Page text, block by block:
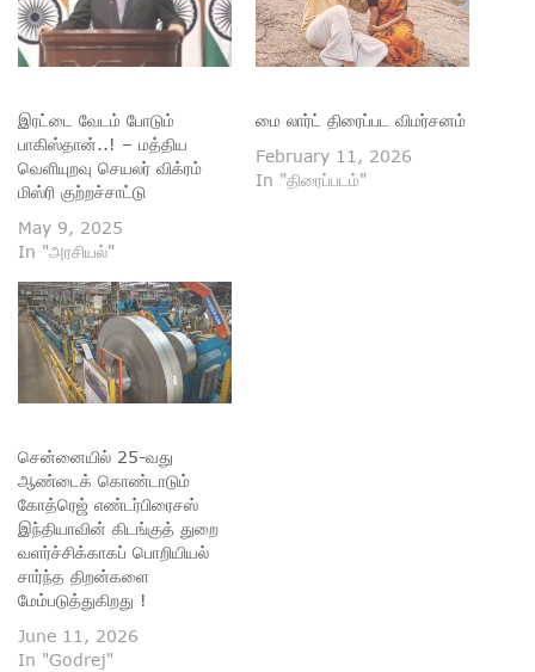
இரட்டை வேடம் போடும்
பாகிஸ்தான்..! – மத்திய
வெளியுறவு செயலர் விக்ரம்
மிஸ்ரி குற்றச்சாட்டு
May 9, 2025
In "அரசியல்"
மை லார்ட் திரைப்பட விமர்சனம்
February 11, 2026
In "திரைப்படம்"
சென்னையில் 25-வது
ஆண்டைக் கொண்டாடும்
கோத்ரெஜ் எண்டர்பிரைசஸ்
இந்தியாவின் கிடங்குத் துறை
வளர்ச்சிக்காகப் பொறியியல்
சார்ந்த திறன்களை
மேம்படுத்துகிறது !
June 11, 2026
In "Godrej"